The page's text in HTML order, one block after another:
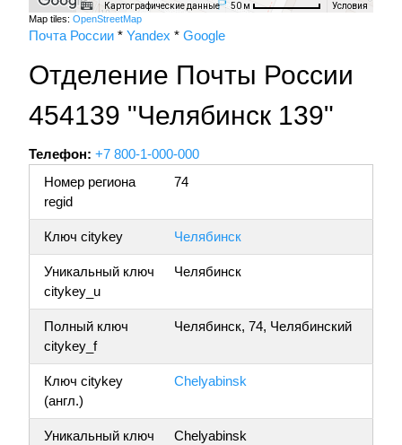
Картографические данные 50 м Условия
Map tiles: OpenStreetMap
Почта России * Yandex * Google
Отделение Почты России
454139 "Челябинск 139"
Телефон: +7 800-1-000-000
Номер региона
regid
74
Ключ citykey Челябинск
Уникальный ключ
citykey_u
Челябинск
Полный ключ
citykey_f
Челябинск, 74, Челябинский
Ключ citykey
(англ.)
Chelyabinsk
Уникальный ключ
Chelyabinsk